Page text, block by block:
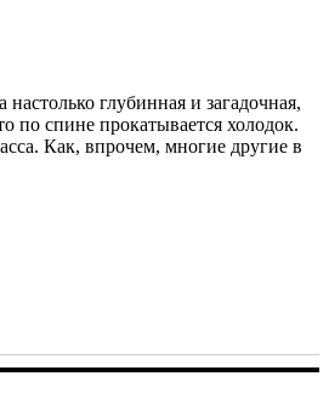
глубинная и загадочная,
по спине прокатывается холодок.
Как, впрочем, многие другие в